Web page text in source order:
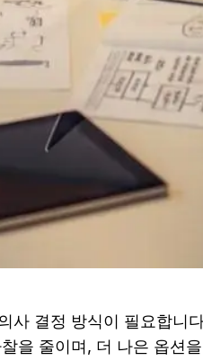
사 결정 방식이 필요합니
을 줄이며, 더 나은 옵션